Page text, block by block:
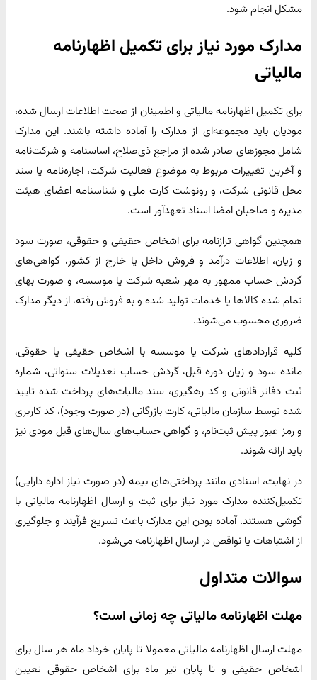
مشکل انجام شود.
مدارک مورد نیاز برای تکمیل اظهارنامه
مالیاتی
برای تکمیل اظهارنامه مالیاتی و اطمینان از صحت اطلاعات ارسال شده،
مودیان باید مجموعه‌ای از مدارک را آماده داشته باشند. این مدارک
شامل مجوزهای صادر شده از مراجع ذی‌صلاح، اساسنامه و شرکت‌نامه
و آخرین تغییرات مربوط به موضوع فعالیت شرکت، اجاره‌نامه یا سند
محل قانونی شرکت، و رونوشت کارت ملی و شناسنامه اعضای هیئت
مدیره و صاحبان امضا اسناد تعهدآور است.
همچنین گواهی ترازنامه برای اشخاص حقیقی و حقوقی، صورت سود
و زیان، اطلاعات درآمد و فروش داخل یا خارج از کشور، گواهی‌های
گردش حساب ممهور به مهر شعبه شرکت یا موسسه، و صورت بهای
تمام شده کالاها یا خدمات تولید شده و به فروش رفته، از دیگر مدارک
ضروری محسوب می‌شوند.
کلیه قراردادهای شرکت یا موسسه با اشخاص حقیقی یا حقوقی،
مانده سود و زیان دوره قبل، گردش حساب تعدیلات سنواتی، شماره
ثبت دفاتر قانونی و کد رهگیری، سند مالیات‌های پرداخت شده تایید
شده توسط سازمان مالیاتی، کارت بازرگانی (در صورت وجود)، کد کاربری
و رمز عبور پیش ثبت‌نام، و گواهی حساب‌های سال‌های قبل مودی نیز
باید ارائه شوند.
در نهایت، اسنادی مانند پرداختی‌های بیمه (در صورت نیاز اداره دارایی)
تکمیل‌کننده مدارک مورد نیاز برای ثبت و ارسال اظهارنامه مالیاتی با
گوشی هستند. آماده بودن این مدارک باعث تسریع فرآیند و جلوگیری
از اشتباهات یا نواقص در ارسال اظهارنامه می‌شود.
سوالات متداول
مهلت اظهارنامه مالیاتی چه زمانی است؟
مهلت ارسال اظهارنامه مالیاتی معمولا تا پایان خرداد ماه هر سال برای
اشخاص حقیقی و تا پایان تیر ماه برای اشخاص حقوقی تعیین